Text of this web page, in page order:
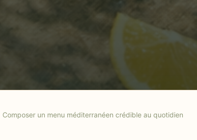
méditerranéennes.
Composer un menu méditerranéen crédible au quotidien